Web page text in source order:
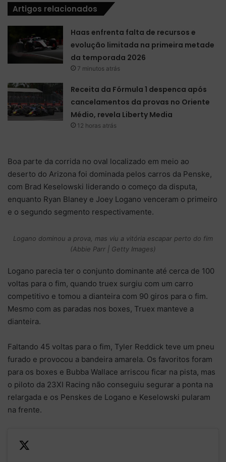
Artigos relacionados
Haas enfrenta falta de recursos e
evolução limitada na primeira metade
da temporada 2026
7 minutos atrás
Receita da Fórmula 1 despenca após
cancelamentos da provas no Oriente
Médio, revela Liberty Media
12 horas atrás
Boa parte da corrida no oval localizado em meio ao
deserto do Arizona foi dominada pelos carros da Penske,
com Brad Keselowski liderando o começo da disputa,
enquanto Ryan Blaney e Joey Logano venceram o primeiro
e o segundo segmento respectivamente.
Logano dominou a prova, mas viu a vitória escapar perto do fim
(Abbie Parr | Getty Images)
Logano parecia ter o conjunto dominante até cerca de 100
voltas para o fim, quando truex surgiu com um carro
competitivo e tomou a dianteira com 90 giros para o fim.
Mesmo com as paradas nos boxes, Truex manteve a
dianteira.
Faltando 45 voltas para o fim, Tyler Reddick teve um pneu
furado e provocou a bandeira amarela. Os favoritos foram
para os boxes e Bubba Wallace arriscou ficar na pista, mas
o piloto da 23XI Racing não conseguiu segurar a ponta na
relargada e os Penskes de Logano e Keselowski pularam
na frente.